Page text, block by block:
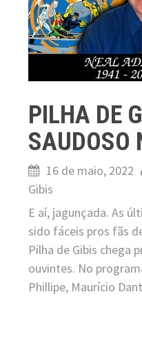
PILHA DE
SAUDOSO
16 de maio, 2022
Gibis
E aí, jagunçada. As
sido fáceis pros fãs
Pilha de Gibis chega
ouvintes. No
Phillipe, Maurício